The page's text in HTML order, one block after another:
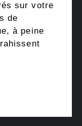
sur votre
de
à peine